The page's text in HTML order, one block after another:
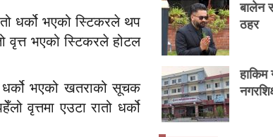
धर्को भएको स्टिकरले थप
वृत्त भएको स्टिकरले होटल
धर्को भएको खतराको सूचक
वृत्तमा एउटा रातो धर्को
बालेन
ठहर
हाकिम